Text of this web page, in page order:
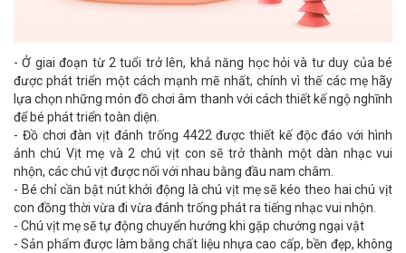
- Ở giai đoạn từ 2 tuổi trở lên, khả năng học hỏi và tư duy của bé
được phát triển một cách mạnh mẽ nhất, chính vì thế các mẹ hãy
lựa chọn những món đồ chơi âm thanh với cách thiết kế ngộ nghĩnh
để bé phát triển toàn diện.
- Đồ chơi đàn vịt đánh trống 4422 được thiết kế độc đáo với hình
ảnh chú Vịt mẹ và 2 chú vịt con sẽ trở thành một dàn nhạc vui
nhộn, các chú vịt được nối với nhau bằng đầu nam châm.
- Bé chỉ cần bật nút khởi động là chú vịt mẹ sẽ kéo theo hai chú vịt
con đồng thời vừa đi vừa đánh trống phát ra tiếng nhạc vui nhộn.
- Chú vịt mẹ sẽ tự động chuyển hướng khi gặp chướng ngại vật
- Sản phẩm được làm bằng chất liệu nhựa cao cấp, bền đẹp, không